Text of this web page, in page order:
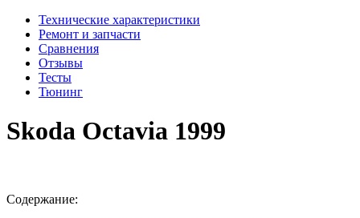
Технические характеристики
Ремонт и запчасти
Сравнения
Отзывы
Тесты
Тюнинг
Skoda Octavia 1999
Содержание: